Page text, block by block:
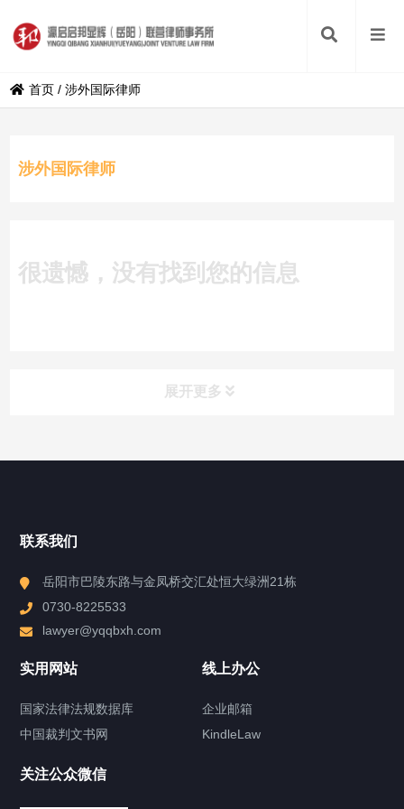
首页 /涉外国际律师
涉外国际律师
很遗憾，没有找到您的信息
展开更多
搜索
高端民商事诉讼服务项目
法律顾问服务项目
境外债发行和运营法律服务项目
基金债发行和运营法律服务项目
近期评论
您尚未收到任何评论。
产品分类
联系我们
岳阳市巴陵东路与金凤桥交汇处恒大绿洲21栋
0730-8225533
lawyer@yqqbxh.com
实用网站
国家法律法规数据库
中国裁判文书网
线上办公
企业邮箱
KindleLaw
关注公众微信